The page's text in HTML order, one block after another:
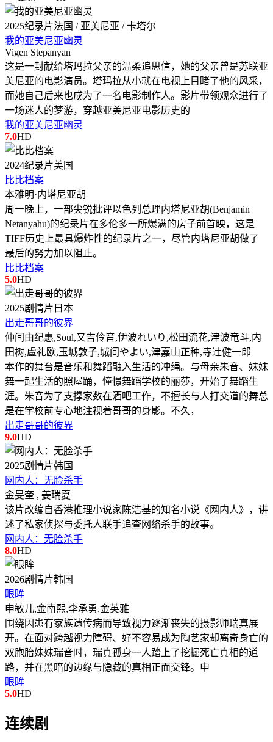
2025纪录片法国 / 亚美尼亚 / 卡塔尔
我的亚美尼亚幽灵
Vigen Stepanyan
这是一封献给塔玛拉父亲的温柔追思信，她的父亲曾是苏联亚
美尼亚的电影演员。塔玛拉从小就在电视上目睹了他的风采，
而她自己后来也成为了一名电影制作人。影片带领观众进行了
一场迷人的梦游，穿越亚美尼亚电影历史的
我的亚美尼亚幽灵
7.0HD
2024纪录片美国
比比档案
本雅明·内塔尼亚胡
周一晚上，一部尖锐批评以色列总理内塔尼亚胡(Benjamin
Netanyahu)的纪录片在多伦多一所爆满的房子前首映，这是
TIFF历史上最具爆炸性的纪录片之一，尽管内塔尼亚胡做了
最后的努力加以阻止。
比比档案
5.0HD
2025剧情片 日本
出走哥哥的彼界
仲间由纪惠,Soul,又吉伶音,伊波れいり,松田流花,津波竜斗,内
田树,盧礼欧,玉城敦子,城间やよい,津嘉山正种,寺辻健一郎
本作的舞台是音乐和舞蹈融入生活的冲绳。与母亲朱音、妹妹
舞一起生活的照屋踊，憧憬舞蹈学校的丽莎，开始了舞蹈生
涯。朱音为了支撑家数在酒吧工作，不擅长与人打交道的舞总
是在学校前专心地注视着哥哥的身影。不久，
出走哥哥的彼界
9.0HD
2025剧情片韩国
网内人：无脸杀手
金旻奎 , 姜瑞夏
该片改编自香港推理小说家陈浩基的知名小说《网内人》，讲
述了私家侦探与委托人联手追查网络杀手的故事。
网内人：无脸杀手
8.0HD
2026剧情片韩国
眼眸
申敏儿,金南熙,李承勇,金英雅
围绕因患有家族遗传病而导致视力逐渐丧失的摄影师瑞真展
开。在面对跨越视力障碍、好不容易成为陶艺家却离奇身亡的
双胞胎妹妹瑞音时，瑞真孤身一人踏上了挖掘死亡真相的道
路，并在黑暗的边缘与隐藏的真相正面交锋。申
眼眸
5.0HD
连续剧